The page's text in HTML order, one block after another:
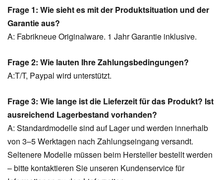
Frage 1: Wie sieht es mit der Produktsituation und der
Garantie aus?
A: Fabrikneue Originalware. 1 Jahr Garantie inklusive.
Frage 2: Wie lauten Ihre Zahlungsbedingungen?
A:T/T, Paypal wird unterstützt.
Frage 3: Wie lange ist die Lieferzeit für das Produkt? Ist
ausreichend Lagerbestand vorhanden?
A: Standardmodelle sind auf Lager und werden innerhalb
von 3–5 Werktagen nach Zahlungseingang versandt.
Seltenere Modelle müssen beim Hersteller bestellt werden
– bitte kontaktieren Sie unseren Kundenservice für